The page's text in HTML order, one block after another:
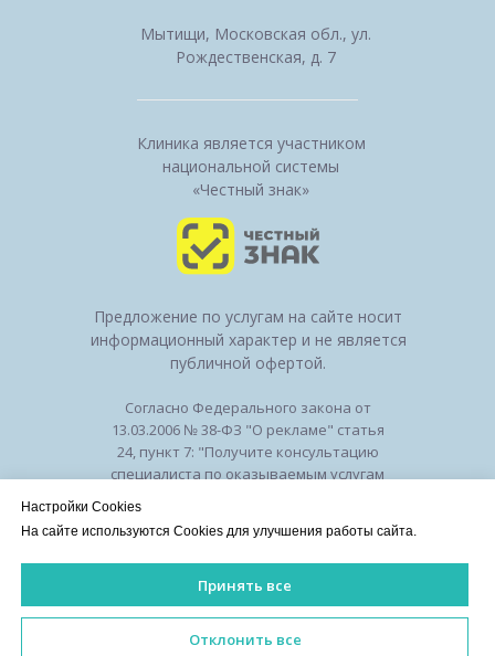
Клиника является участником
национальной системы
«Честный знак»
Мытищи, Московская обл., ул.
Рождественская, д. 7
Предложение по услугам на сайте носит
информационный характер и не является
публичной офертой.
Согласно Федерального закона от
13.03.2006 № 38-ФЗ "О рекламе" статья
24, пункт 7: "Получите консультацию
специалиста по оказываемым услугам
медицинской деятельности № ЛО-50-01-
010294 от 27.11.2018
©2026 Клиника красоты и здоровья
Оборудование
конфиденциальности
ИМЕЮТСЯ ПРОТИВОПОКАЗАНИЯ. НЕОБХОДИМА
Настройки Cookies
На сайте используются Cookies для улучшения работы сайта.
Принять все
Отклонить все